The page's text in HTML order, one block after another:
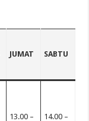
JUMAT SABTU
13.00 –
14.00 –